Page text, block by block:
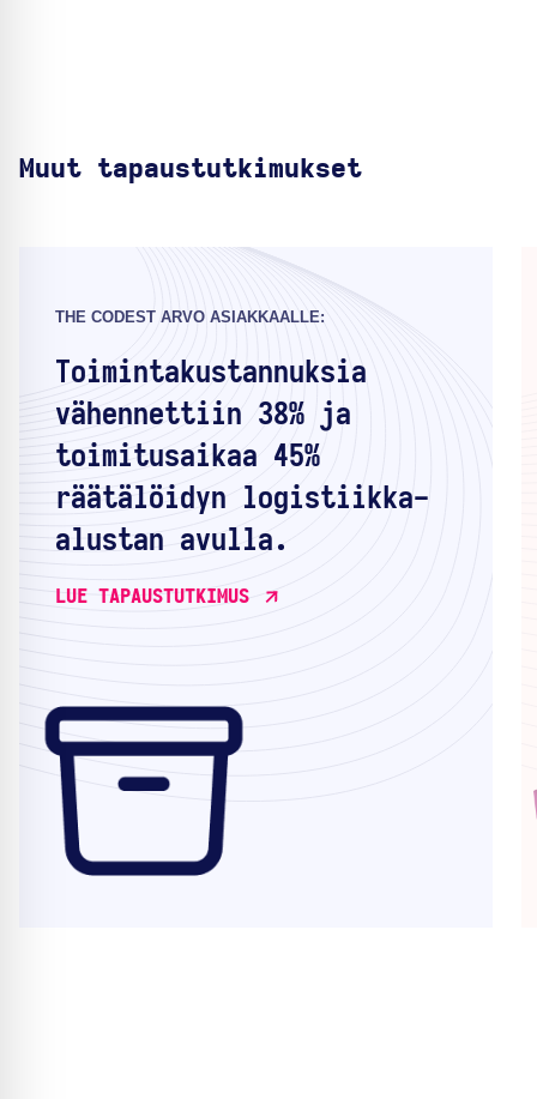
Muut tapaustutkimukset
THE CODEST ARVO ASIAKKAALLE:
Toimintakustannuksia
vähennettiin 38% ja
toimitusaikaa 45%
räätälöidyn logistiikka-
alustan avulla.
LUE TAPAUSTUTKIMUS